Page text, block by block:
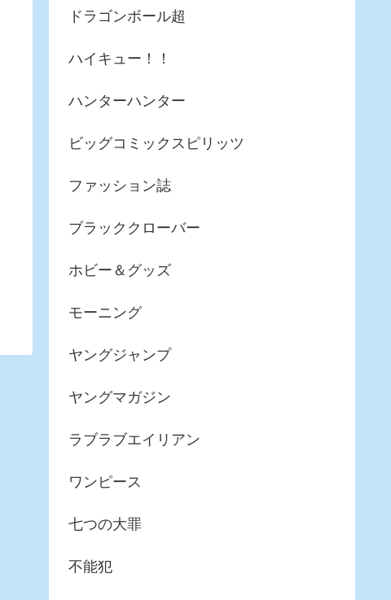
ドラゴンボール超
ハイキュー！！
ハンターハンター
ビッグコミックスピリッツ
ファッション誌
ブラッククローバー
ホビー＆グッズ
モーニング
ヤングジャンプ
ヤングマガジン
ラブラブエイリアン
ワンピース
七つの大罪
不能犯